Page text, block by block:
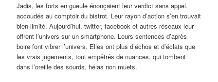
Jadis, les forts en gueule énonçaient leur verdict sans appel,
accoudés au comptoir du bistrot. Leur rayon d’action s’en trouvait
bien limité. Aujourd’hui, twitter, facebook et autres réseaux leur
offrent l’univers sur un smartphone. Leurs sentences d’après
boire font vibrer l’univers. Elles ont plus d’échos et d’éclats que
les vrais jugements, tout empêtrés de nuances, qui tombent
dans l’oreille des sourds, hélas non muets.